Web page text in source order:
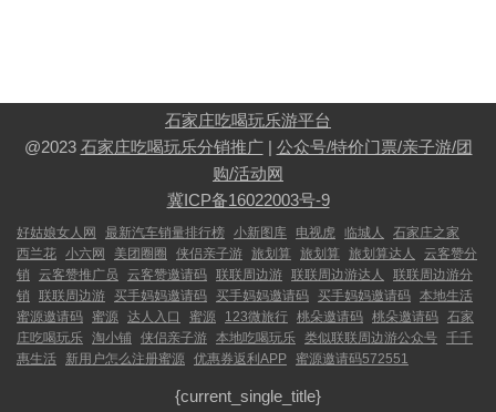
石家庄吃喝玩乐游平台
@2023 石家庄吃喝玩乐分销推广| 公众号/特价门票/亲子游/团
购/活动网
冀ICP备16022003号-9
好姑娘女人网 最新汽车销量排行榜 小新图库 电视虎 临城人
石家庄之家
西兰花 小六网 美团圈圈 侠侣亲子游 旅划算 旅划算 旅划算达人
云客赞分
销
云客赞推广员 云客赞邀请码 联联周边游 联联周边游达人
联联周边游分
销
联联周边游 买手妈妈邀请码 买手妈妈邀请码 买手妈妈邀请码 本地生活
蜜源邀请码 蜜源 达人入口 蜜源 123微旅行 桃朵邀请码 桃朵邀请码 石家
庄吃喝玩乐 淘小铺 侠侣亲子游 本地吃喝玩乐 类似联联周边游公众号 千千
惠生活
新用户怎么注册蜜源 优惠券返利APP 蜜源邀请码572551
{current_single_title}